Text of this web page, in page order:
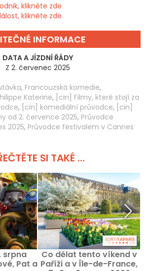
klikněte zde
klikněte zde
INFORMACE
DATA A JÍZDNÍ ŘÁDY
Z 2. červenec 2025
, Francouzská komedie,
Katerine, [cin] Filmy, které stojí za
, [cin] komediální průvodce, [cin]
od 2. července 2025, Průvodce
2025, Průvodce festivalem v Cannes
SI TAKÉ ...
srpna
Pat a
Co dělat tento víkend v
Paříži a v Île-de-France,